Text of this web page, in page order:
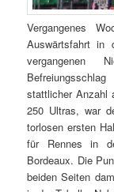
Vergangenes
Auswärtsfahrt in
vergangenen
stattlicher Anzahl
250 Ultras, war
torlosen ersten
für Rennes in
Bordeaux. Die
beiden Seiten